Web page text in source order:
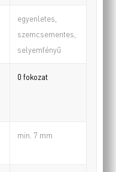
egyenletes,
szemcsementes,
selyemfényű
0 fokozat
min. 7 mm